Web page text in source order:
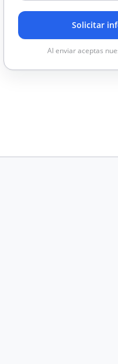
Solicitar
Al enviar aceptas